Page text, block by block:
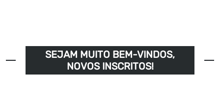
SEJAM MUITO BEM-VINDOS,
NOVOS INSCRITOS!